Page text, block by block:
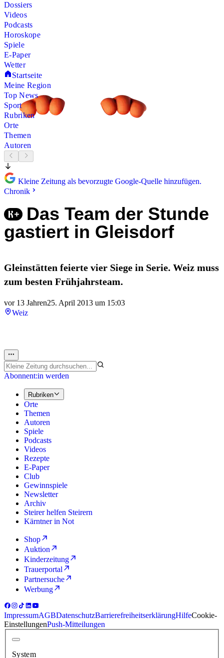
Dossiers
Videos
Podcasts
Horoskope
Spiele
E-Paper
Wetter
Startseite
Meine Region
Top News
Sport
Rubriken
Orte
Themen
Autoren
Kleine Zeitung als bevorzugte Google-Quelle hinzufügen.
Chronik
Das Team der Stunde
gastiert in Gleisdorf
Gleinstätten feierte vier Siege in Serie. Weiz muss
zum besten Frühjahrsteam.
vor 13 Jahren25. April 2013 um 15:03
Weiz
Abonnent:in werden
Rubriken
Orte
Themen
Autoren
Spiele
Podcasts
Videos
Rezepte
E-Paper
Club
Gewinnspiele
Newsletter
Archiv
Steirer helfen Steirern
Kärntner in Not
Shop
Auktion
Kinderzeitung
Trauerportal
Partnersuche
Werbung
ImpressumAGBDatenschutzBarrierefreiheitserklärungHilfeCookie-
EinstellungenPush-Mitteilungen
System